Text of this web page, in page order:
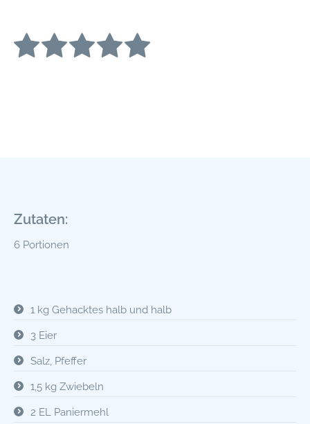
Zutaten:
6 Portionen
1 kg Gehacktes halb und halb
3 Eier
Salz, Pfeffer
1,5 kg Zwiebeln
2 EL Paniermehl